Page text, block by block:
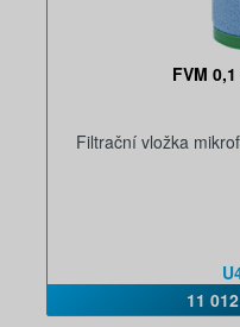
FVM
Filtrační vložka
11